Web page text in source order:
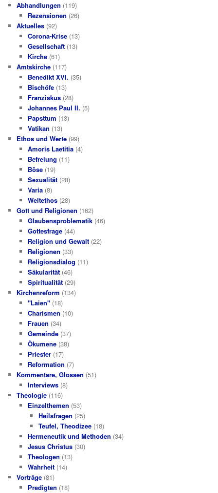
Abhandlungen (119)
Rezensionen (26)
Aktuelles (92)
Corona-Krise(13)
Gesellschaft(13)
Kirche(61)
Amtskirche (117)
Benedikt XVI. (35)
Bischöfe(13)
Franziskus(28)
Johannes Paul II. (5)
Papsttum (13)
Vatikan (13)
Ethos und Werte (99)
Amoris Laetitia(4)
Befreiung (11)
Böse(19)
Sexualität(28)
Varia(8)
Weltethos(28)
Gott und Religionen (162)
Glaubensproblematik(46)
Gottesfrage(44)
Religion und Gewalt(22)
Religionen (33)
Religionsdialog (11)
Säkularität(46)
Spiritualität(29)
Kirchenreform (134)
"Laien"(18)
Charismen (10)
Frauen (34)
Gemeinde(37)
Ökumene(38)
Priester(17)
Reformation (7)
Kommentare, Glossen (51)
Interviews(8)
Theologie (116)
Einzelthemen (53)
Heilsfragen (25)
Teufel, Theodizee (18)
Hermeneutik und Methoden (34)
Jesus Christus(30)
Theologen (13)
Wahrheit(14)
Vorträge (81)
Predigten (18)